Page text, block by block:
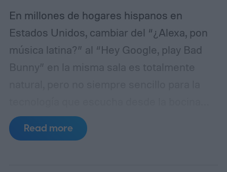
En millones de hogares hispanos en
Estados Unidos, cambiar del “¿Alexa, pon
música latina?” al “Hey Google, play Bad
Bunny” en la misma sala es totalmente
inteligente. El bilingüismo y la fluidez
lingüística forman parte de la identidad
Read more